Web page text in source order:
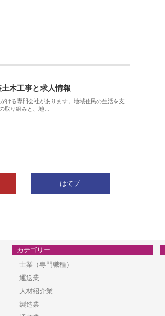
木工事と求人情報
ける専門会社があります。地域住民の生活を支
取り組みと、地…
はてブ
カテゴリー
士業（専門職種）
運送業
人材紹介業
製造業